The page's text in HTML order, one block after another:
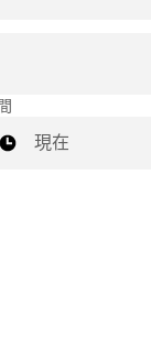
現在